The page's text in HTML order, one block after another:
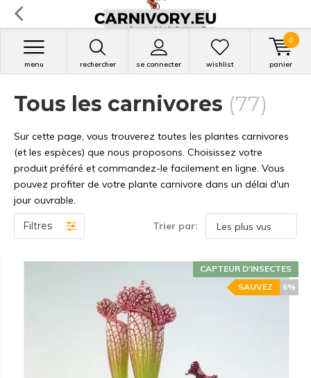
rechercher se connecter
menu wishlist panier
0
Tous les carnivores (77)
Sur cette page, vous trouverez toutes les plantes carnivores
(et les espèces) que nous proposons. Choisissez votre
produit préféré et commandez-le facilement en ligne. Vous
pouvez profiter de votre plante carnivore dans un délai d'un
jour ouvrable.
Filtres Trier par:
CAPTEUR D'INSECTES
6%
SAUVEZ